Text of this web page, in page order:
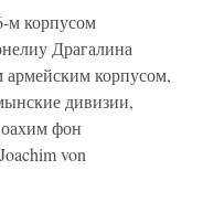
м корпусом
Драгалина
корпусом,
дивизии,
фон
von